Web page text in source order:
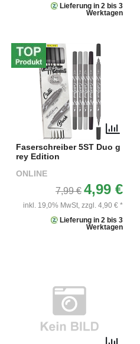
Lieferung in 2 bis 3
Werktagen
Faserschreiber 5ST Duo g
rey Edition
ONLINE
7,99 € 4,99 €
inkl. 19,0% MwSt, zzgl. 4,90 € *
Lieferung in 2 bis 3
Werktagen